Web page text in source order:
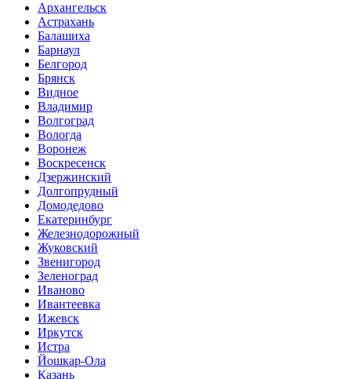
Архангельск
Астрахань
Балашиха
Барнаул
Белгород
Брянск
Видное
Владимир
Волгоград
Вологда
Воронеж
Воскресенск
Дзержинский
Долгопрудный
Домодедово
Екатеринбург
Железнодорожный
Жуковский
Звенигород
Зеленоград
Иваново
Ивантеевка
Ижевск
Иркутск
Истра
Йошкар-Ола
Казань